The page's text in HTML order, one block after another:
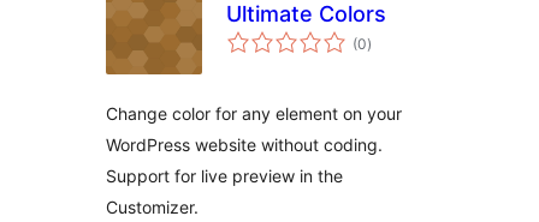
Ultimate Colors
(0एकूण
मूल्यांकन
)
Change color for any element on your
WordPress website without coding.
Support for live preview in the
Customizer.